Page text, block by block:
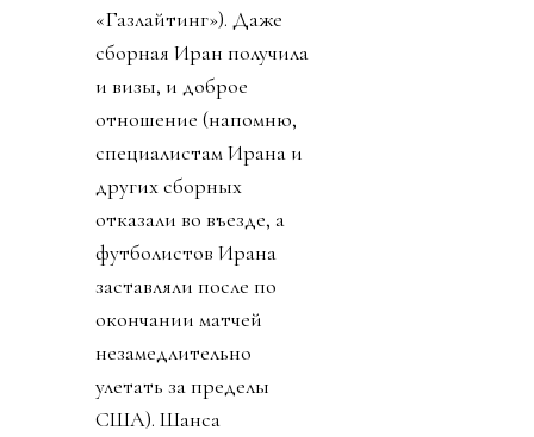
«Газлайтинг»). Даже
сборная Иран получила
и визы, и доброе
отношение (напомню,
специалистам Ирана и
других сборных
отказали во въезде, а
футболистов Ирана
заставляли после по
окончании матчей
незамедлительно
улетать за пределы
США). Шанса